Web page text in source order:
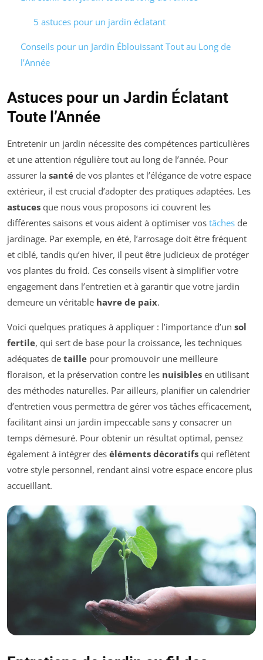
5 astuces pour un jardin éclatant
Conseils pour un Jardin Éblouissant Tout au Long de
l’Année
Astuces pour un Jardin Éclatant
Toute l’Année
Entretenir un jardin nécessite des compétences particulières
et une attention régulière tout au long de l’année. Pour
assurer la santé de vos plantes et l’élégance de votre espace
extérieur, il est crucial d’adopter des pratiques adaptées. Les
astuces que nous vous proposons ici couvrent les
différentes saisons et vous aident à optimiser vos tâches de
jardinage. Par exemple, en été, l’arrosage doit être fréquent
et ciblé, tandis qu’en hiver, il peut être judicieux de protéger
vos plantes du froid. Ces conseils visent à simplifier votre
engagement dans l’entretien et à garantir que votre jardin
demeure un véritable havre de paix.
Voici quelques pratiques à appliquer : l’importance d’un sol
fertile, qui sert de base pour la croissance, les techniques
adéquates de taille pour promouvoir une meilleure
floraison, et la préservation contre les nuisibles en utilisant
des méthodes naturelles. Par ailleurs, planifier un calendrier
d’entretien vous permettra de gérer vos tâches efficacement,
facilitant ainsi un jardin impeccable sans y consacrer un
temps démesuré. Pour obtenir un résultat optimal, pensez
également à intégrer des éléments décoratifs qui reflètent
votre style personnel, rendant ainsi votre espace encore plus
accueillant.